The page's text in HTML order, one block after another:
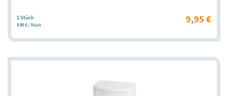
1 Stück
9,95 € / Stück 9,95 €